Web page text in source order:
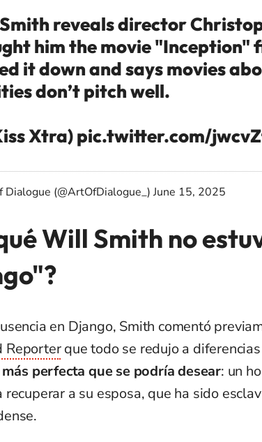
reveals director
him the movie "Inception"
it down and says movies
don’t pitch well.
Xtra)pic.twitter.com/
(@ArtOfDialogue_)June 15, 2025
Will Smith no
en Django, Smith comentó
Reporterque todo se redujo a
perfecta que se podría desear: un
recuperar a su esposa, que ha sido